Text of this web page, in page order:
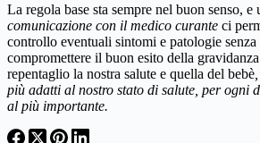
La regola base sta sempre nel buon senso, e
comunicazione con il medico curante ci
controllo eventuali sintomi e patologie senza
compromettere il buon esito della gravidanza
repentaglio la nostra salute e quella del bebè
più adatti al nostro stato di salute, per ogni
al più importante.